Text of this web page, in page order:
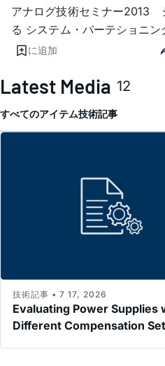
アナログ技術セミナー2013
る システム・パーテショニ
に追加
Latest Media 12
すべてのアイテム技術記事
Evaluating Power Supplies
Different Compensation
技術記事 • 7 17, 2026